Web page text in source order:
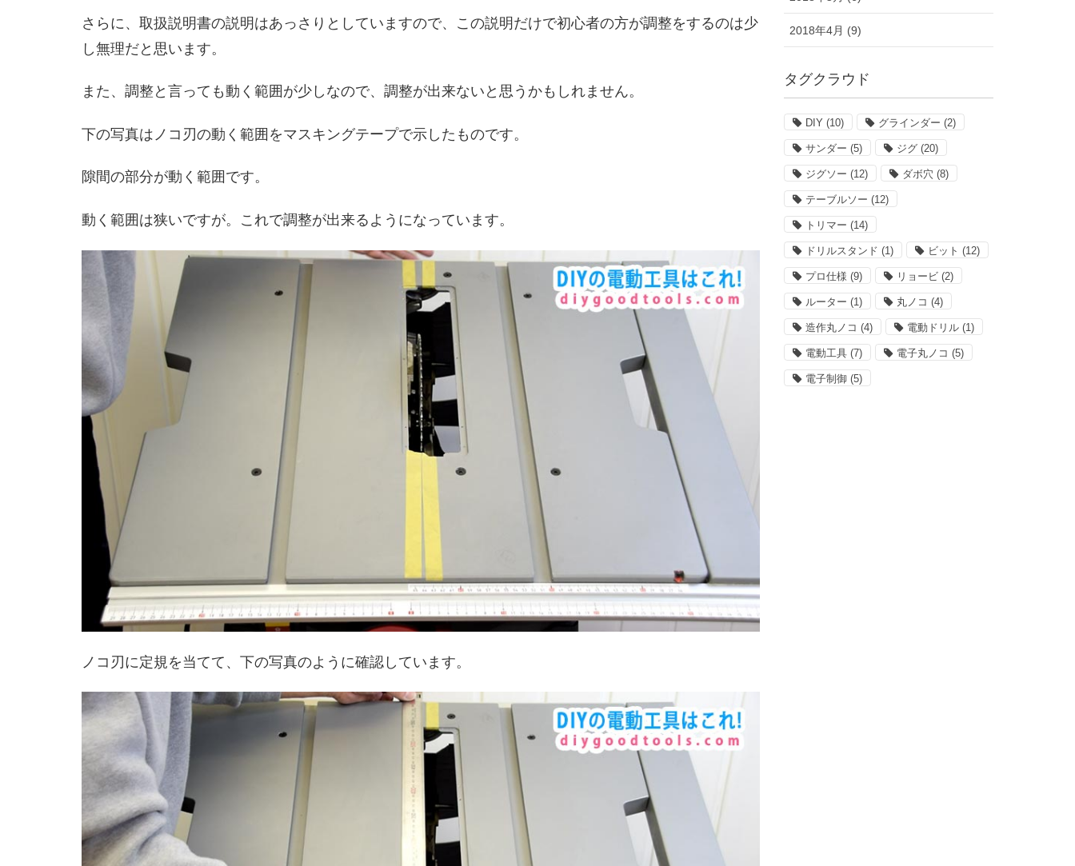
さらに、取扱説明書の説明はあっさりとしていますので、この説明だけで初心者の方が調整をするのは少
し無理だと思います。
また、調整と言っても動く範囲が少しなので、調整が出来ないと思うかもしれません。
下の写真はノコ刃の動く範囲をマスキングテープで示したものです。
隙間の部分が動く範囲です。
動く範囲は狭いですが。これで調整が出来るようになっています。
ノコ刃に定規を当てて、下の写真のように確認しています。
2018年4月 (9)
タグクラウド
DIY (10) グラインダー (2)
サンダー (5) ジグ(20)
ジグソー (12) ダボ穴 (8)
テーブルソー (12)
トリマー (14)
ドリルスタンド (1) ビット (12)
プロ仕様 (9) リョービ(2)
ルーター (1) 丸ノコ (4)
造作丸ノコ (4) 電動ドリル(1)
電動工具(7) 電子丸ノコ (5)
電子制御(5)